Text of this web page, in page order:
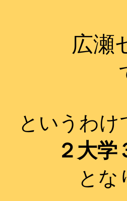
広瀬
というわけ
２大学
とな